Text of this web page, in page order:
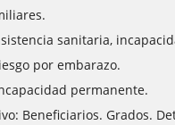
sanitaria,
por embarazo.
permanente.
Beneficiarios. Grados.